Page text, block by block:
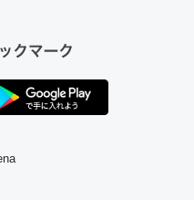
置した。ポケットWifiみ
Alexaしか使わないので
entry/2019/05/15/1805